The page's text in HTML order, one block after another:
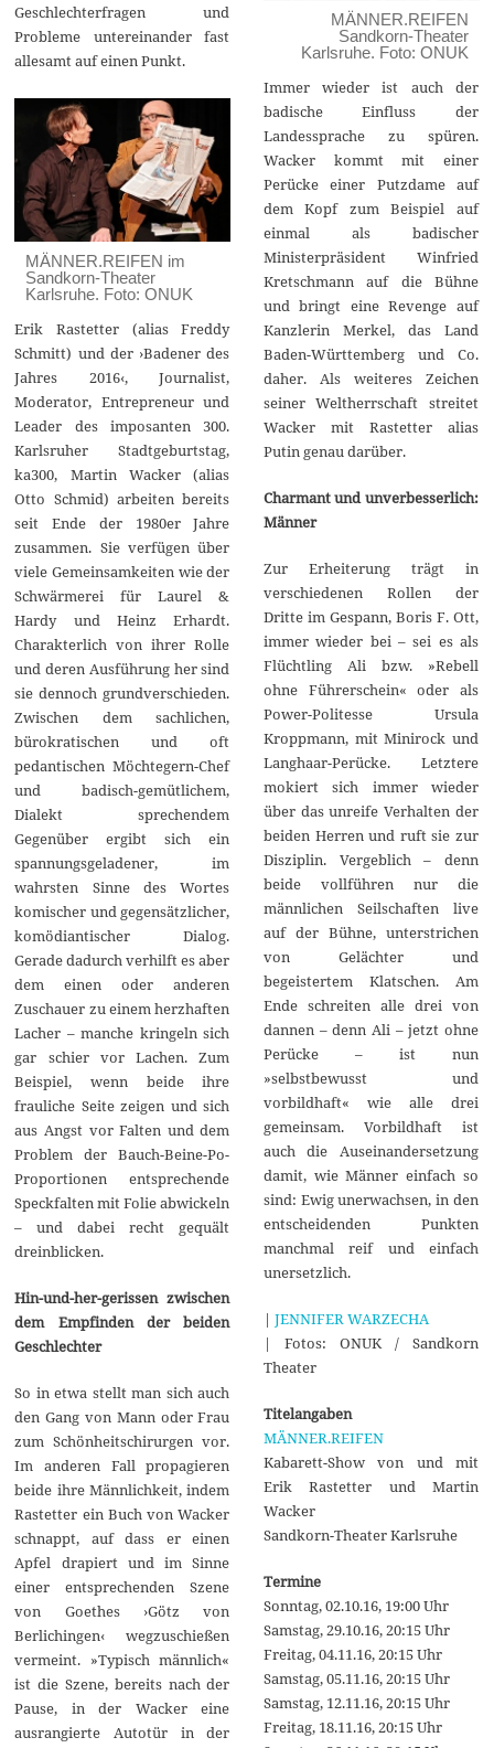
Geschlechterfragen und
Probleme untereinander fast
allesamt auf einen Punkt.
MÄNNER.REIFEN im
Sandkorn-Theater
Karlsruhe. Foto: ONUK
Erik Rastetter (alias Freddy
Schmitt) und der ›Badener des
Jahres 2016‹, Journalist,
Moderator, Entrepreneur und
Leader des imposanten 300.
Karlsruher Stadtgeburtstag,
ka300, Martin Wacker (alias
Otto Schmid) arbeiten bereits
seit Ende der 1980er Jahre
zusammen. Sie verfügen über
viele Gemeinsamkeiten wie der
Schwärmerei für Laurel &
Hardy und Heinz Erhardt.
Charakterlich von ihrer Rolle
und deren Ausführung her sind
sie dennoch grundverschieden.
Zwischen dem sachlichen,
bürokratischen und oft
pedantischen Möchtegern-Chef
und badisch-gemütlichem,
Dialekt sprechendem
Gegenüber ergibt sich ein
spannungsgeladener, im
wahrsten Sinne des Wortes
komischer und gegensätzlicher,
komödiantischer Dialog.
Gerade dadurch verhilft es aber
dem einen oder anderen
Zuschauer zu einem herzhaften
Lacher – manche kringeln sich
gar schier vor Lachen. Zum
Beispiel, wenn beide ihre
frauliche Seite zeigen und sich
aus Angst vor Falten und dem
Problem der Bauch-Beine-Po-
Proportionen entsprechende
Speckfalten mit Folie abwickeln
– und dabei recht gequält
dreinblicken.
Hin-und-her-gerissen zwischen
dem Empfinden der beiden
Geschlechter
So in etwa stellt man sich auch
den Gang von Mann oder Frau
zum Schönheitschirurgen vor.
Im anderen Fall propagieren
beide ihre Männlichkeit, indem
Rastetter ein Buch von Wacker
schnappt, auf dass er einen
Apfel drapiert und im Sinne
einer entsprechenden Szene
von Goethes ›Götz von
Berlichingen‹ wegzuschießen
vermeint. »Typisch männlich«
ist die Szene, bereits nach der
Pause, in der Wacker eine
ausrangierte Autotür in der
MÄNNER.REIFEN
Sandkorn-Theater
Karlsruhe. Foto: ONUK
Immer wieder ist auch der
badische Einfluss der
Landessprache zu spüren.
Wacker kommt mit einer
Perücke einer Putzdame auf
dem Kopf zum Beispiel auf
einmal als badischer
Ministerpräsident Winfried
Kretschmann auf die Bühne
und bringt eine Revenge auf
Kanzlerin Merkel, das Land
Baden-Württemberg und Co.
daher. Als weiteres Zeichen
seiner Weltherrschaft streitet
Wacker mit Rastetter alias
Putin genau darüber.
Charmant und unverbesserlich:
Männer
Zur Erheiterung trägt in
verschiedenen Rollen der
Dritte im Gespann, Boris F. Ott,
immer wieder bei – sei es als
Flüchtling Ali bzw. »Rebell
ohne Führerschein« oder als
Power-Politesse Ursula
Kroppmann, mit Minirock und
Langhaar-Perücke. Letztere
mokiert sich immer wieder
über das unreife Verhalten der
beiden Herren und ruft sie zur
Disziplin. Vergeblich – denn
beide vollführen nur die
männlichen Seilschaften live
auf der Bühne, unterstrichen
von Gelächter und
begeistertem Klatschen. Am
Ende schreiten alle drei von
dannen – denn Ali – jetzt ohne
Perücke – ist nun
»selbstbewusst und
vorbildhaft« wie alle drei
gemeinsam. Vorbildhaft ist
auch die Auseinandersetzung
damit, wie Männer einfach so
sind: Ewig unerwachsen, in den
entscheidenden Punkten
manchmal reif und einfach
unersetzlich.
| JENNIFER WARZECHA
| Fotos: ONUK / Sandkorn
Theater
Titelangaben
MÄNNER.REIFEN
Kabarett-Show von und mit
Erik Rastetter und Martin
Wacker
Sandkorn-Theater Karlsruhe
Termine
Sonntag, 02.10.16, 19:00 Uhr
Samstag, 29.10.16, 20:15 Uhr
Freitag, 04.11.16, 20:15 Uhr
Samstag, 05.11.16, 20:15 Uhr
Samstag, 12.11.16, 20:15 Uhr
Freitag, 18.11.16, 20:15 Uhr